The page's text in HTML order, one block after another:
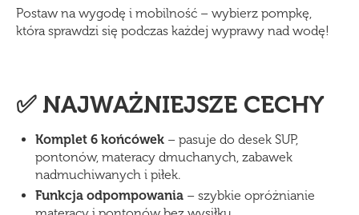
Postaw na wygodę i mobilność – wybierz pompkę,
która sprawdzi się podczas każdej wyprawy nad wodę!
✅ NAJWAŻNIEJSZE CECHY
Komplet 6 końcówek – pasuje do desek SUP,
pontonów, materacy dmuchanych, zabawek
nadmuchiwanych i piłek.
Funkcja odpompowania – szybkie opróżnianie